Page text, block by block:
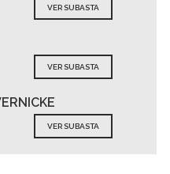
VER SUBASTA
VER SUBASTA
VER SUBASTA